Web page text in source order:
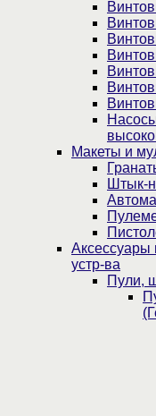
Макеты и
Штык-
Аксессуары
устр-ва
Пули,